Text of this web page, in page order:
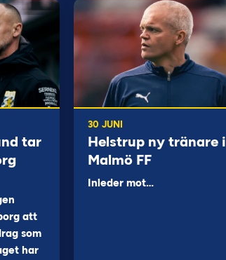
tar
att
som
har
30 JUNI
Helstrup ny tränare i
Malmö FF
Inleder mot…